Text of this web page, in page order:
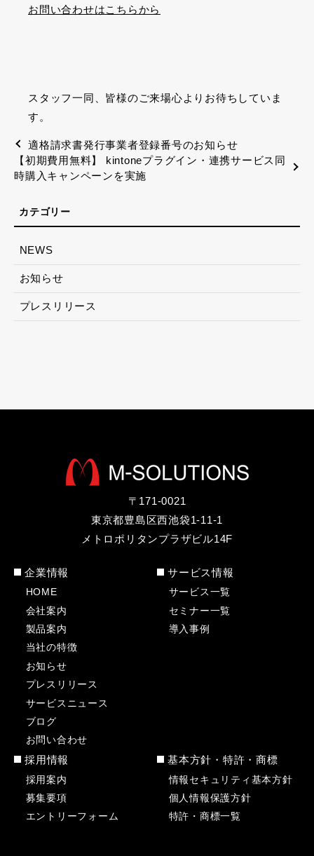
お問い合わせはこちらから
スタッフ一同、皆様のご来場心よりお待ちしていま
す。
適格請求書発行事業者登録番号のお知らせ
【初期費用無料】 kintoneプラグイン・連携サービス同
時購入キャンペーンを実施
NEWS
お知らせ
プレスリリース
〒171-0021
東京都豊島区西池袋1-11-1
メトロポリタンプラザビル14F
企業情報
HOME
会社案内
製品案内
当社の特徴
お知らせ
プレスリリース
サービスニュース
ブログ
お問い合わせ
サービス情報
サービス一覧
セミナー一覧
導入事例
採用情報
採用案内
募集要項
エントリーフォーム
基本方針・特許・商標
情報セキュリティ基本方針
個人情報保護方針
特許・商標一覧